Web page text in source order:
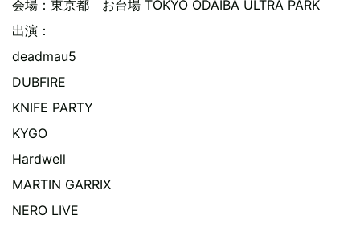
会場：東京都 お台場 TOKYO ODAIBA ULTRA PARK
出演：
deadmau5
DUBFIRE
KNIFE PARTY
KYGO
Hardwell
MARTIN GARRIX
NERO LIVE